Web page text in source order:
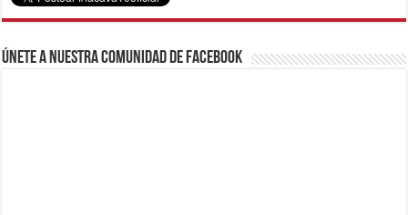
Únete a nuestra comunidad de Facebook